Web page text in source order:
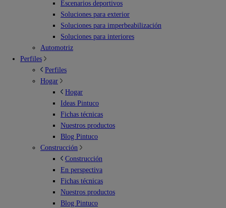
Escenarios deportivos
Soluciones para exterior
Soluciones para imperbeabilización
Soluciones para interiores
Automotriz
Perfiles
Perfiles
Hogar
Hogar
Ideas Pintuco
Fichas técnicas
Nuestros productos
Blog Pintuco
Construcción
Construcción
En perspectiva
Fichas técnicas
Nuestros productos
Blog Pintuco